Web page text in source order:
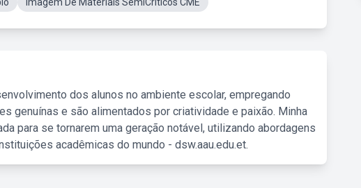
dos alunos no ambiente escolar, empregando
genuínas e são alimentados por criatividade e paixão. Minha
para se tornarem uma geração notável, utilizando abordagens
acadêmicas do mundo - dsw.aau.edu.et.